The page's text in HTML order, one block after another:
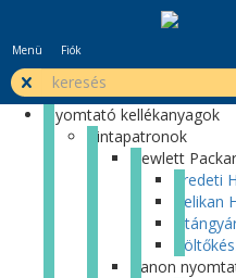
Menü Fiók
Nyomtató kellékanyagok
Tintapatronok
Hewlett
Eredeti
Pelikan
Canon